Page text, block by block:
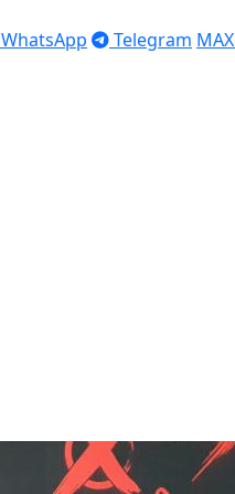
WhatsApp Telegram MAX